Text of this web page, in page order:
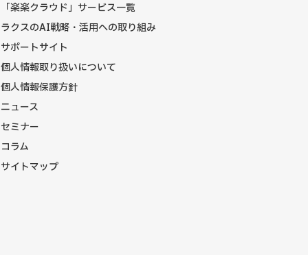
「楽楽クラウド」サービス一覧
ラクスのAI戦略・活用への取り組み
サポートサイト
個人情報取り扱いについて
個人情報保護方針
ニュース
セミナー
コラム
サイトマップ